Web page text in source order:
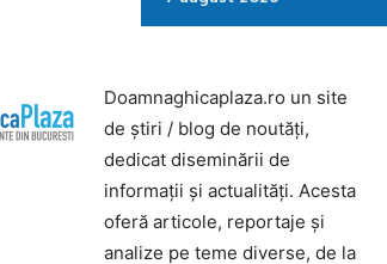
Doamnaghicaplaza.ro un site
de știri / blog de noutăți,
dedicat diseminării de
informații și actualități. Acesta
oferă articole, reportaje și
analize pe teme diverse, de la